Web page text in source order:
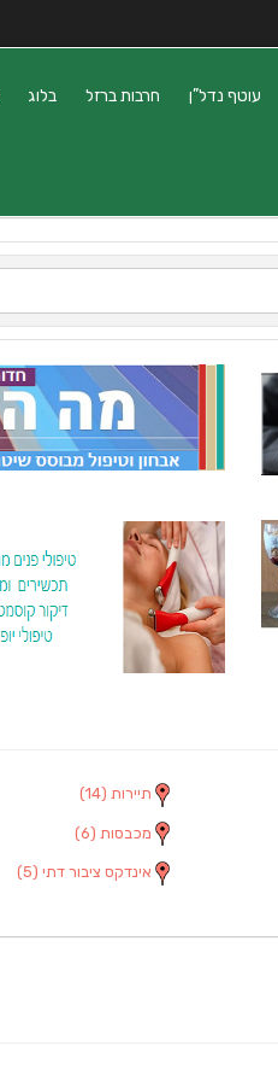
עוטף נדל”ן חרבות ברזל בלוג
תיירות (14)
מכבסות (6)
אינדקס ציבור דתי (5)